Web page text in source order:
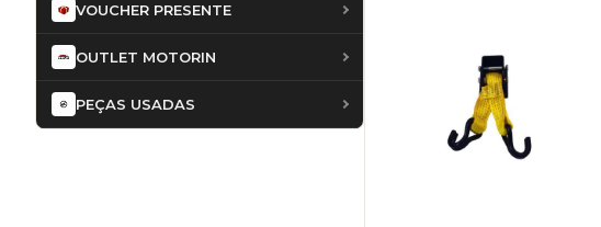
VOUCHER PRESENTE
OUTLET MOTORIN
PEÇAS USADAS